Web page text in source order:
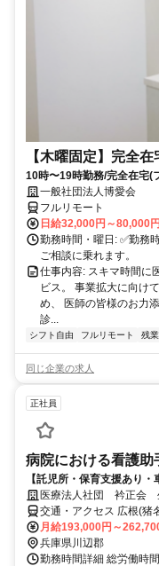
【木曜固定】完全
10時〜19時勤務/完全在宅(
業務一般社団法人博愛会
フルリモート
日給32,000円～80,000円
勤務時間・曜日: ✅勤務
ご相談に乗れます。
仕事内容: スキマ時間に
ビス。 事業拡大に向け
め、 医師の皆様のお力
診...
シフト自由 フルリモート 残業
同じ企業の求人
正社員
病院における看護
【託児所・保育支援あり
医療法人社団 衿正会
交通・アクセス 広根(猪
月給193,000円～
兵庫県川辺郡
勤務時間詳細 総労働時